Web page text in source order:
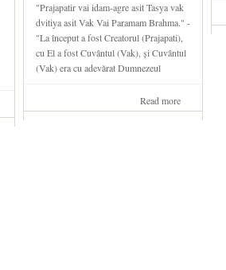
"Prajapatir vai idam-agre asit Tasya vak
dvitiya asit Vak Vai Paramam Brahma." -
"La început a fost Creatorul (Prajapati),
cu El a fost Cuvântul (Vak), și Cuvântul
(Vak) era cu adevărat Dumnezeul
Read moreabout
Muzică
Mesajul
al